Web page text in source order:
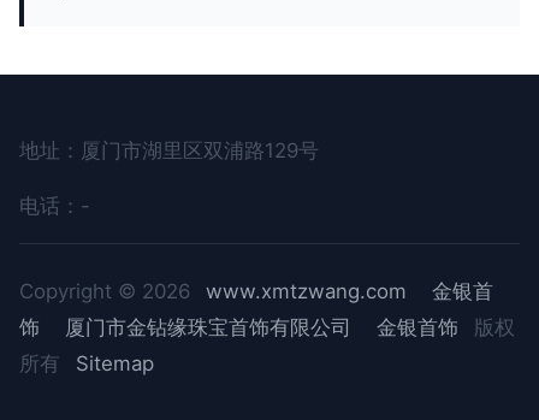
地址：厦门市湖里区双浦路129号
电话：-
Copyright © 2026 www.xmtzwang.com
金银首
饰
厦门市金钻缘珠宝首饰有限公司 金银首饰
版权
所有
Sitemap